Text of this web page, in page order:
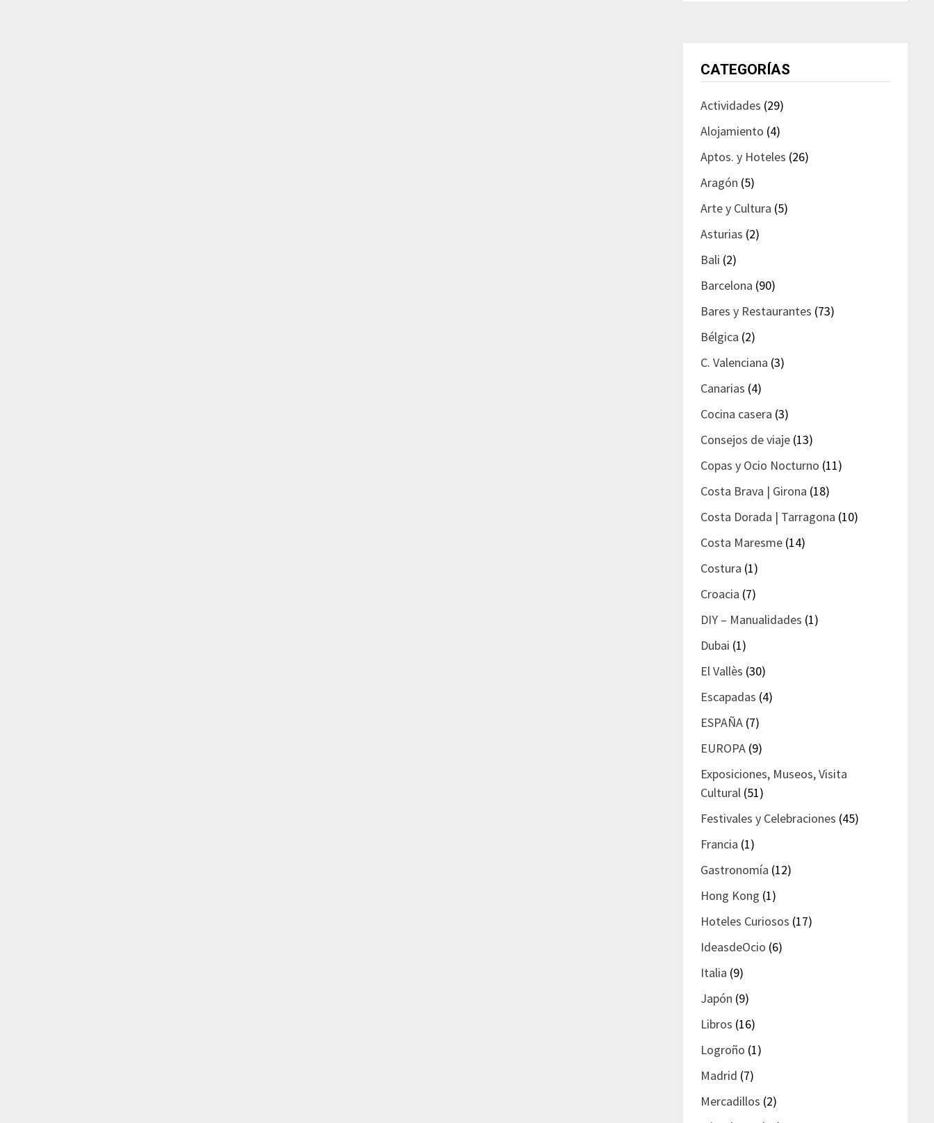
CATEGORÍAS
Actividades (29)
Alojamiento (4)
Aptos. y Hoteles (26)
Aragón (5)
Arte y Cultura (5)
Asturias (2)
Bali (2)
Barcelona (90)
Bares y Restaurantes (73)
Bélgica (2)
C. Valenciana (3)
Canarias (4)
Cocina casera (3)
Consejos de viaje (13)
Copas y Ocio Nocturno (11)
Costa Brava | Girona (18)
Costa Dorada | Tarragona (10)
Costa Maresme (14)
Costura (1)
Croacia (7)
DIY – Manualidades (1)
Dubai (1)
El Vallès (30)
Escapadas (4)
ESPAÑA (7)
EUROPA (9)
Exposiciones, Museos, Visita
Cultural (51)
Festivales y Celebraciones (45)
Francia (1)
Gastronomía (12)
Hong Kong (1)
Hoteles Curiosos (17)
IdeasdeOcio (6)
Italia (9)
Japón (9)
Libros (16)
Logroño (1)
Madrid (7)
Mercadillos (2)